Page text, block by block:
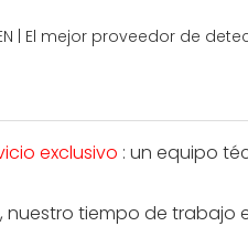
exclusivo : un equipo
tiempo de trabajo